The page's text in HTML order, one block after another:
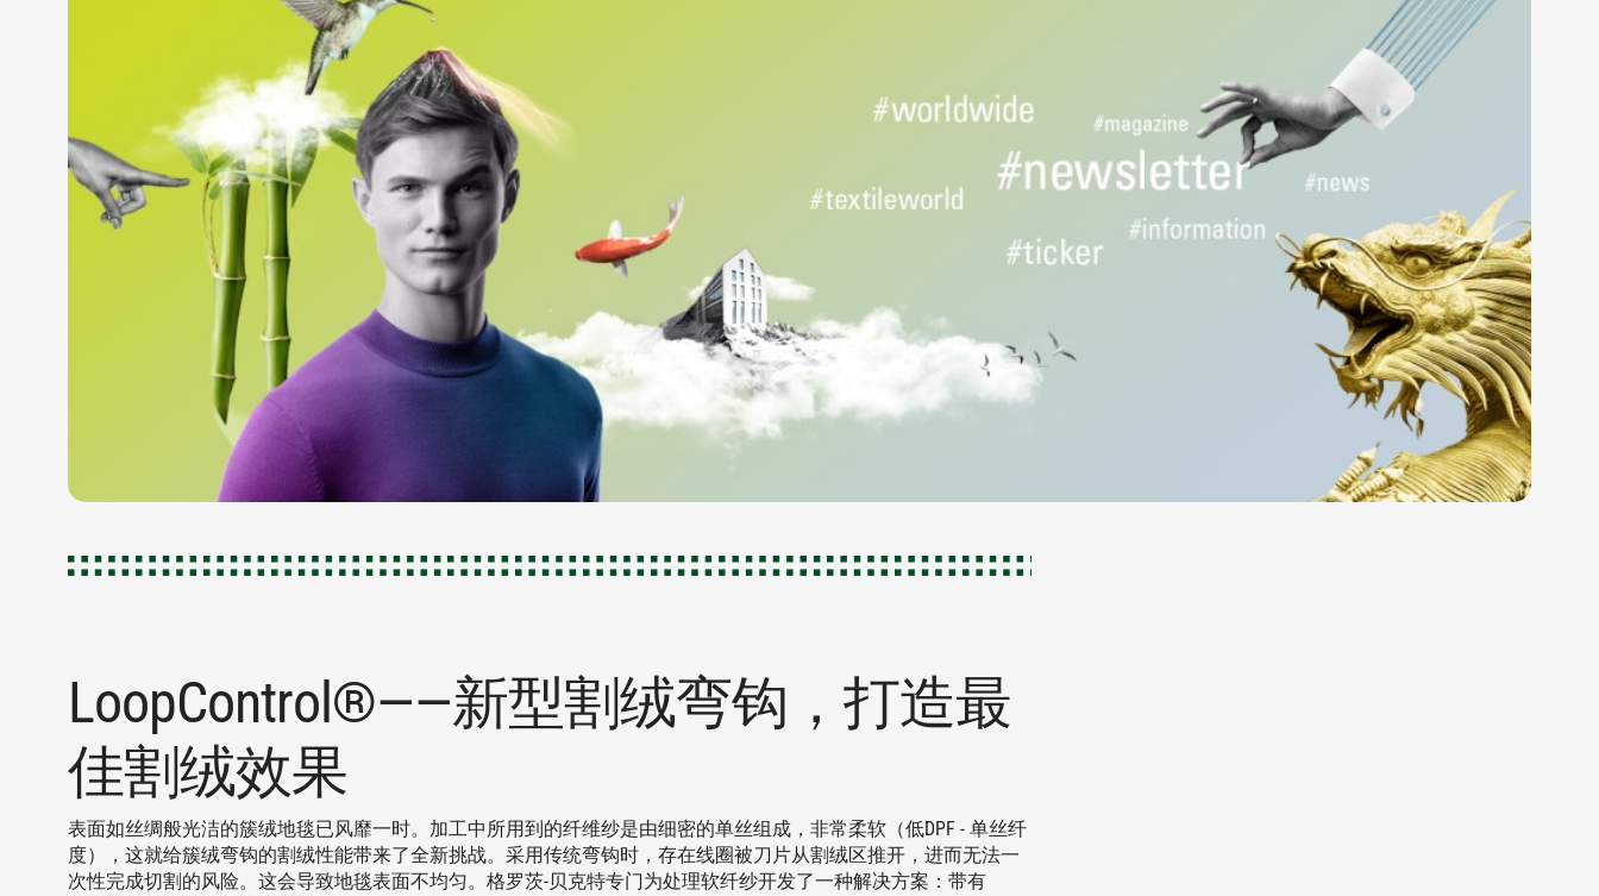
LoopControl®——新型割绒弯钩，打造最
佳割绒效果
表面如丝绸般光洁的簇绒地毯已风靡一时。加工中所用到的纤维纱是由细密的单丝组成，非常柔软（低DPF - 单丝纤
度），这就给簇绒弯钩的割绒性能带来了全新挑战。采用传统弯钩时，存在线圈被刀片从割绒区推开，进而无法一
次性完成切割的风险。这会导致地毯表面不均匀。格罗茨-贝克特专门为处理软纤纱开发了一种解决方案：带有